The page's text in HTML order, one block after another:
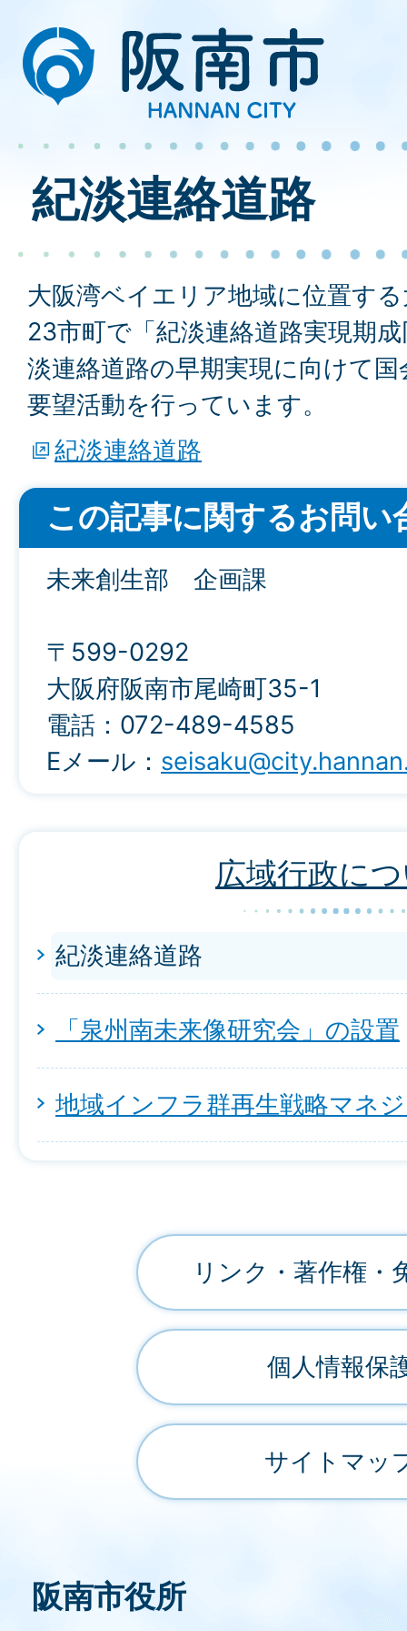
紀淡連絡道路
大阪湾ベイエリア地域に位置す
23市町で「紀淡連絡道路実現期
淡連絡道路の早期実現に向けて
要望活動を行っています。
紀淡連絡道路
この記事に関するお問い
未来創生部 企画課
〒599-0292
大阪府阪南市尾崎町35-1
電話：072-489-4585
Eメール：
広域行政に
紀淡連絡道路
「泉州南未来像研究会」の設置
地域インフラ群再生戦略マネ
リンク・著作権・
個人情報保
サイトマッ
阪南市役所